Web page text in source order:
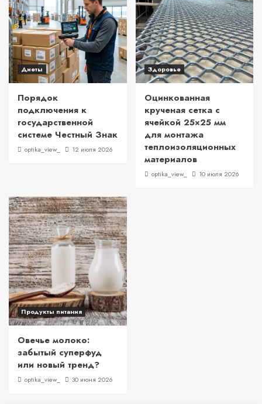
Диеты
Порядок
подключения к
государственной
системе Честный Знак
optika_view_ 12 июля 2026
Здоровье
Оцинкованная
крученая сетка с
ячейкой 25×25 мм
для монтажа
теплоизоляционных
материалов
optika_view_ 10 июля 2026
Продукты питания
Овечье молоко:
забытый суперфуд
или новый тренд?
optika_view_ 30 июня 2026